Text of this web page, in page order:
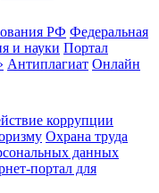
РФ Федеральная
и науки Портал
Антиплагиат Онлайн
коррупции
Охрана труда
данных
портал для